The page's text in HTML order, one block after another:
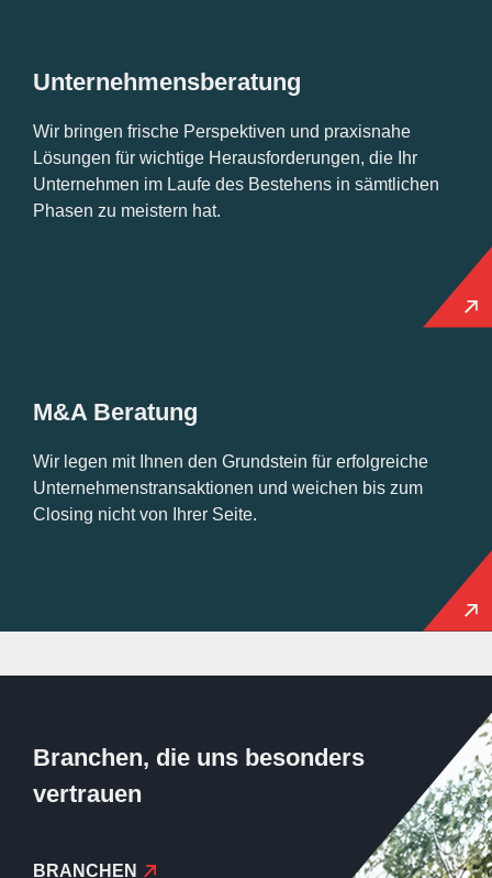
Unternehmens­beratung
Wir bringen frische Perspektiven und praxisnahe
Lösungen für wichtige Herausforderungen, die Ihr
Unternehmen im Laufe des Bestehens in sämtlichen
Phasen zu meistern hat.
M&A Beratung
Wir legen mit Ihnen den Grundstein für erfolgreiche
Unternehmenstransaktionen und weichen bis zum
Closing nicht von Ihrer Seite.
Branchen, die uns besonders
vertrauen
BRANCHEN